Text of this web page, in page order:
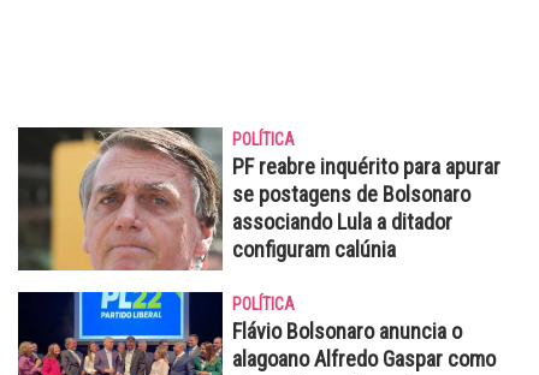
POLÍTICA
PF reabre inquérito para apurar
se postagens de Bolsonaro
associando Lula a ditador
configuram calúnia
POLÍTICA
Flávio Bolsonaro anuncia o
alagoano Alfredo Gaspar como